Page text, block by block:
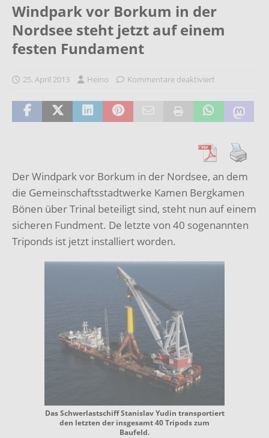
Windpark vor Borkum in der
Nordsee steht jetzt auf einem
festen Fundament
25. April 2013 Heino Kommentare deaktiviert
Der Windpark vor Borkum in der Nordsee, an dem
die Gemeinschaftsstadtwerke Kamen Bergkamen
Bönen über Trinal beteiligt sind, steht nun auf einem
sicheren Fundment. De letzte von 40 sogenannten
Triponds ist jetzt installiert worden.
Das Schwerlastschiff Stanislav Yudin transportiert
den letzten der insgesamt 40 Tripods zum
Baufeld.